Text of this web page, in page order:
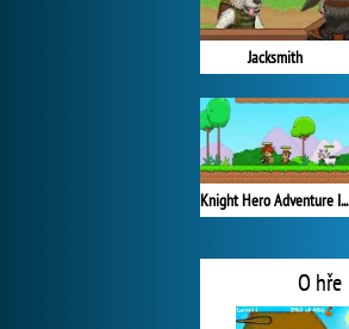
Jacksmith
Knight Hero Adventure Idle RPG
O hře